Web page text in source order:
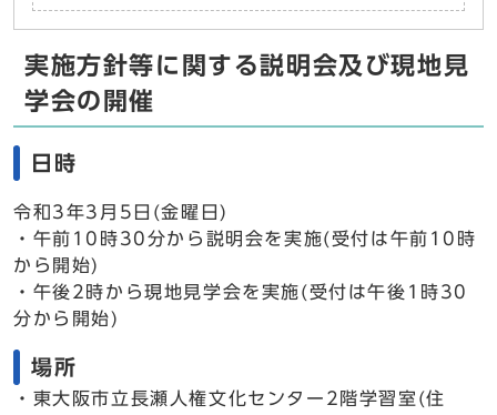
実施方針等に関する説明会及び現地見
学会の開催
日時
令和3年3月5日(金曜日)
・午前10時30分から説明会を実施(受付は午前10時
から開始)
・午後2時から現地見学会を実施(受付は午後1時30
分から開始)
場所
・東大阪市立長瀬人権文化センター2階学習室(住